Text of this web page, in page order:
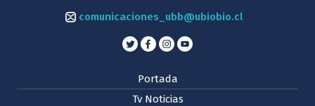
comunicaciones_ubb@ubiobio.cl
Portada
Tv Noticias